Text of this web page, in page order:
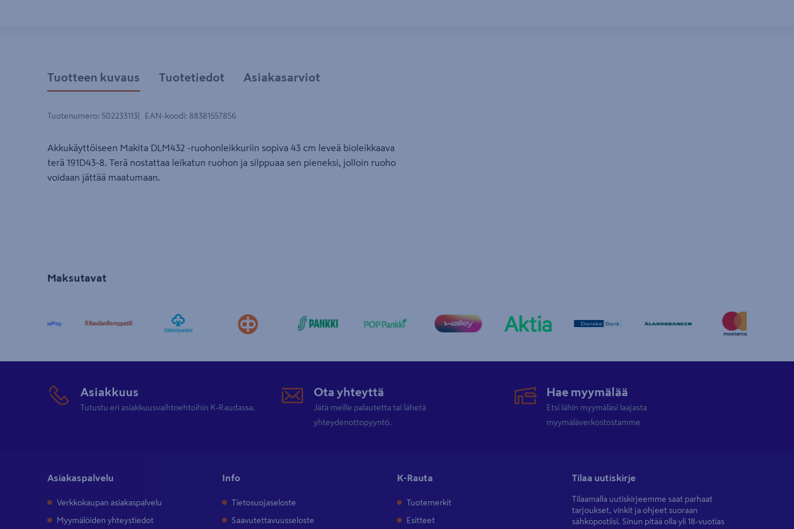
Tuotteen kuvaus Tuotetiedot Asiakasarviot
Tuotenumero: 502233113 EAN-koodi: 88381557856
Akkukäyttöiseen Makita DLM432 -ruohonleikkuriin sopiva 43 cm leveä bioleikkaava
terä 191D43-8. Terä nostattaa leikatun ruohon ja silppuaa sen pieneksi, jolloin ruoho
voidaan jättää maatumaan.
Maksutavat
Asiakkuus
Tutustu eri asiakkuusvaihtoehtoihin K-Raudassa.
Ota yhteyttä
Jätä meille palautetta tai lähetä
yhteydenottopyyntö.
Hae myymälää
Etsi lähin myymäläsi laajasta
myymäläverkostostamme
Asiakaspalvelu
Verkkokaupan asiakaspalvelu
Myymälöiden yhteystiedot
Info
Tietosuojaseloste
Saavutettavuusseloste
K-Rauta
Tuotemerkit
Esitteet
Tilaa uutiskirje
Tilaamalla uutiskirjeemme saat parhaat
tarjoukset, vinkit ja ohjeet suoraan
sähköpostiisi. Sinun pitää olla yli 18-vuotias